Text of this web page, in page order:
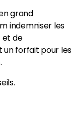
grand
indemniser les
et de
un forfait pour les